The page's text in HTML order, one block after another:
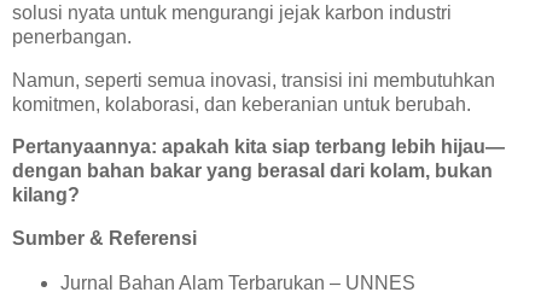
solusi nyata untuk mengurangi jejak karbon industri
penerbangan.
Namun, seperti semua inovasi, transisi ini membutuhkan
komitmen, kolaborasi, dan keberanian untuk berubah.
Pertanyaannya: apakah kita siap terbang lebih hijau—
dengan bahan bakar yang berasal dari kolam, bukan
kilang?
Sumber & Referensi
Jurnal Bahan Alam Terbarukan – UNNES